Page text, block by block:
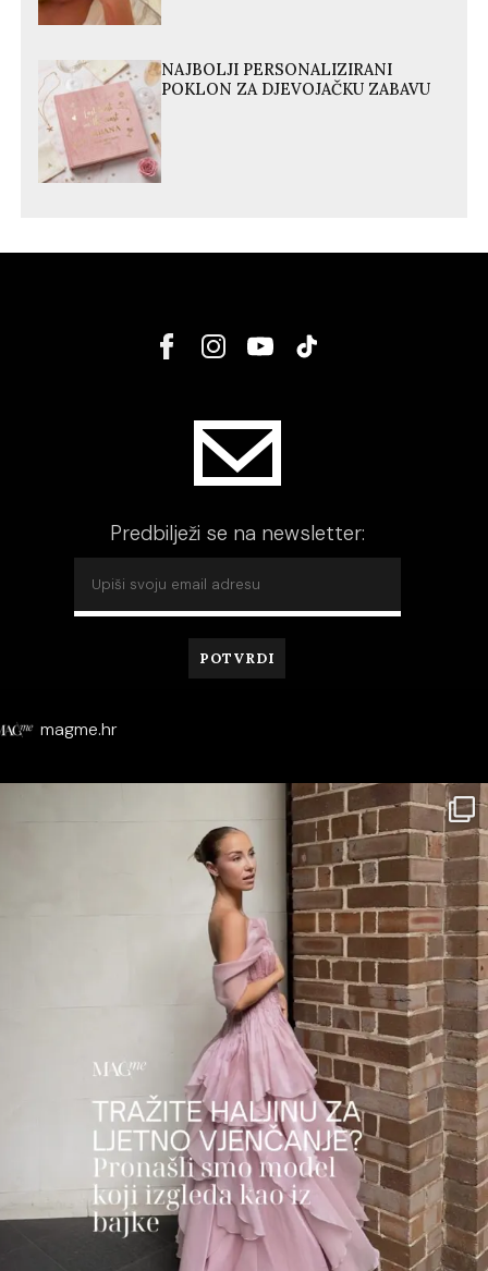
NAJBOLJI PERSONALIZIRANI
POKLON ZA DJEVOJAČKU ZABAVU
Predbilježi se na newsletter:
magme.hr